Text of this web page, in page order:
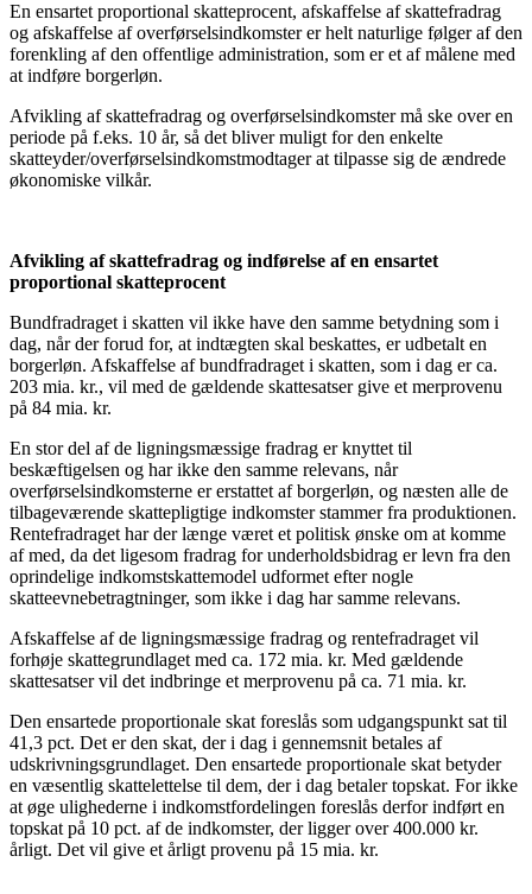
En ensartet proportional skatteprocent, afskaffelse af skattefradrag
og afskaffelse af overførselsindkomster er helt naturlige følger af den
forenkling af den offentlige administration, som er et af målene med
at indføre borgerløn.
Afvikling af skattefradrag og overførselsindkomster må ske over en
periode på f.eks. 10 år, så det bliver muligt for den enkelte
skatteyder/overførselsindkomstmodtager at tilpasse sig de ændrede
økonomiske vilkår.
Afvikling af skattefradrag og indførelse af en ensartet
proportional skatteprocent
Bundfradraget i skatten vil ikke have den samme betydning som i
dag, når der forud for, at indtægten skal beskattes, er udbetalt en
borgerløn. Afskaffelse af bundfradraget i skatten, som i dag er ca.
203 mia. kr., vil med de gældende skattesatser give et merprovenu
på 84 mia. kr.
En stor del af de ligningsmæssige fradrag er knyttet til
beskæftigelsen og har ikke den samme relevans, når
overførselsindkomsterne er erstattet af borgerløn, og næsten alle de
tilbageværende skattepligtige indkomster stammer fra produktionen.
Rentefradraget har der længe været et politisk ønske om at komme
af med, da det ligesom fradrag for underholdsbidrag er levn fra den
oprindelige indkomstskattemodel udformet efter nogle
skatteevnebetragtninger, som ikke i dag har samme relevans.
Afskaffelse af de ligningsmæssige fradrag og rentefradraget vil
forhøje skattegrundlaget med ca. 172 mia. kr. Med gældende
skattesatser vil det indbringe et merprovenu på ca. 71 mia. kr.
Den ensartede proportionale skat foreslås som udgangspunkt sat til
41,3 pct. Det er den skat, der i dag i gennemsnit betales af
udskrivningsgrundlaget. Den ensartede proportionale skat betyder
en væsentlig skattelettelse til dem, der i dag betaler topskat. For ikke
at øge ulighederne i indkomstfordelingen foreslås derfor indført en
topskat på 10 pct. af de indkomster, der ligger over 400.000 kr.
årligt. Det vil give et årligt provenu på 15 mia. kr.